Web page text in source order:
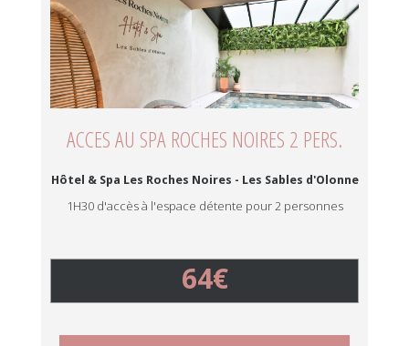
ACCES AU SPA ROCHES NOIRES 2 PERS.
Hôtel & Spa Les Roches Noires - Les Sables d'Olonne
1H30 d'accès à l'espace détente pour 2 personnes
64€